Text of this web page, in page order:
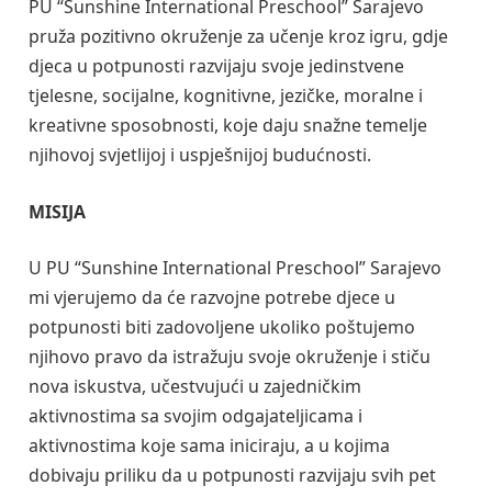
PU “Sunshine International Preschool” Sarajevo
pruža pozitivno okruženje za učenje kroz igru, gdje
djeca u potpunosti razvijaju svoje jedinstvene
tjelesne, socijalne, kognitivne, jezičke, moralne i
kreativne sposobnosti, koje daju snažne temelje
njihovoj svjetlijoj i uspješnijoj budućnosti.
MISIJA
U PU “Sunshine International Preschool” Sarajevo
mi vjerujemo da će razvojne potrebe djece u
potpunosti biti zadovoljene ukoliko poštujemo
njihovo pravo da istražuju svoje okruženje i stiču
nova iskustva, učestvujući u zajedničkim
aktivnostima sa svojim odgajateljicama i
aktivnostima koje sama iniciraju, a u kojima
dobivaju priliku da u potpunosti razvijaju svih pet